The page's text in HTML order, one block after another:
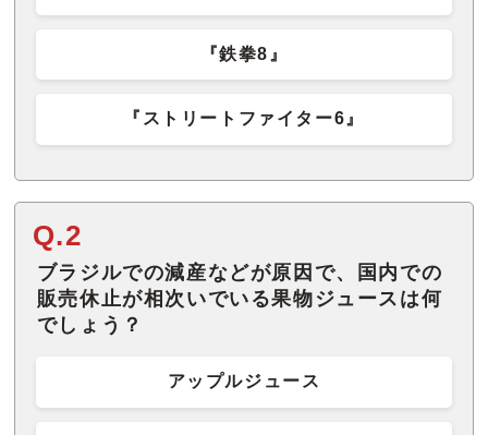
『鉄拳8』
『ストリートファイター6』
Q.2
ブラジルでの減産などが原因で、国内での
販売休止が相次いでいる果物ジュースは何
でしょう？
アップルジュース